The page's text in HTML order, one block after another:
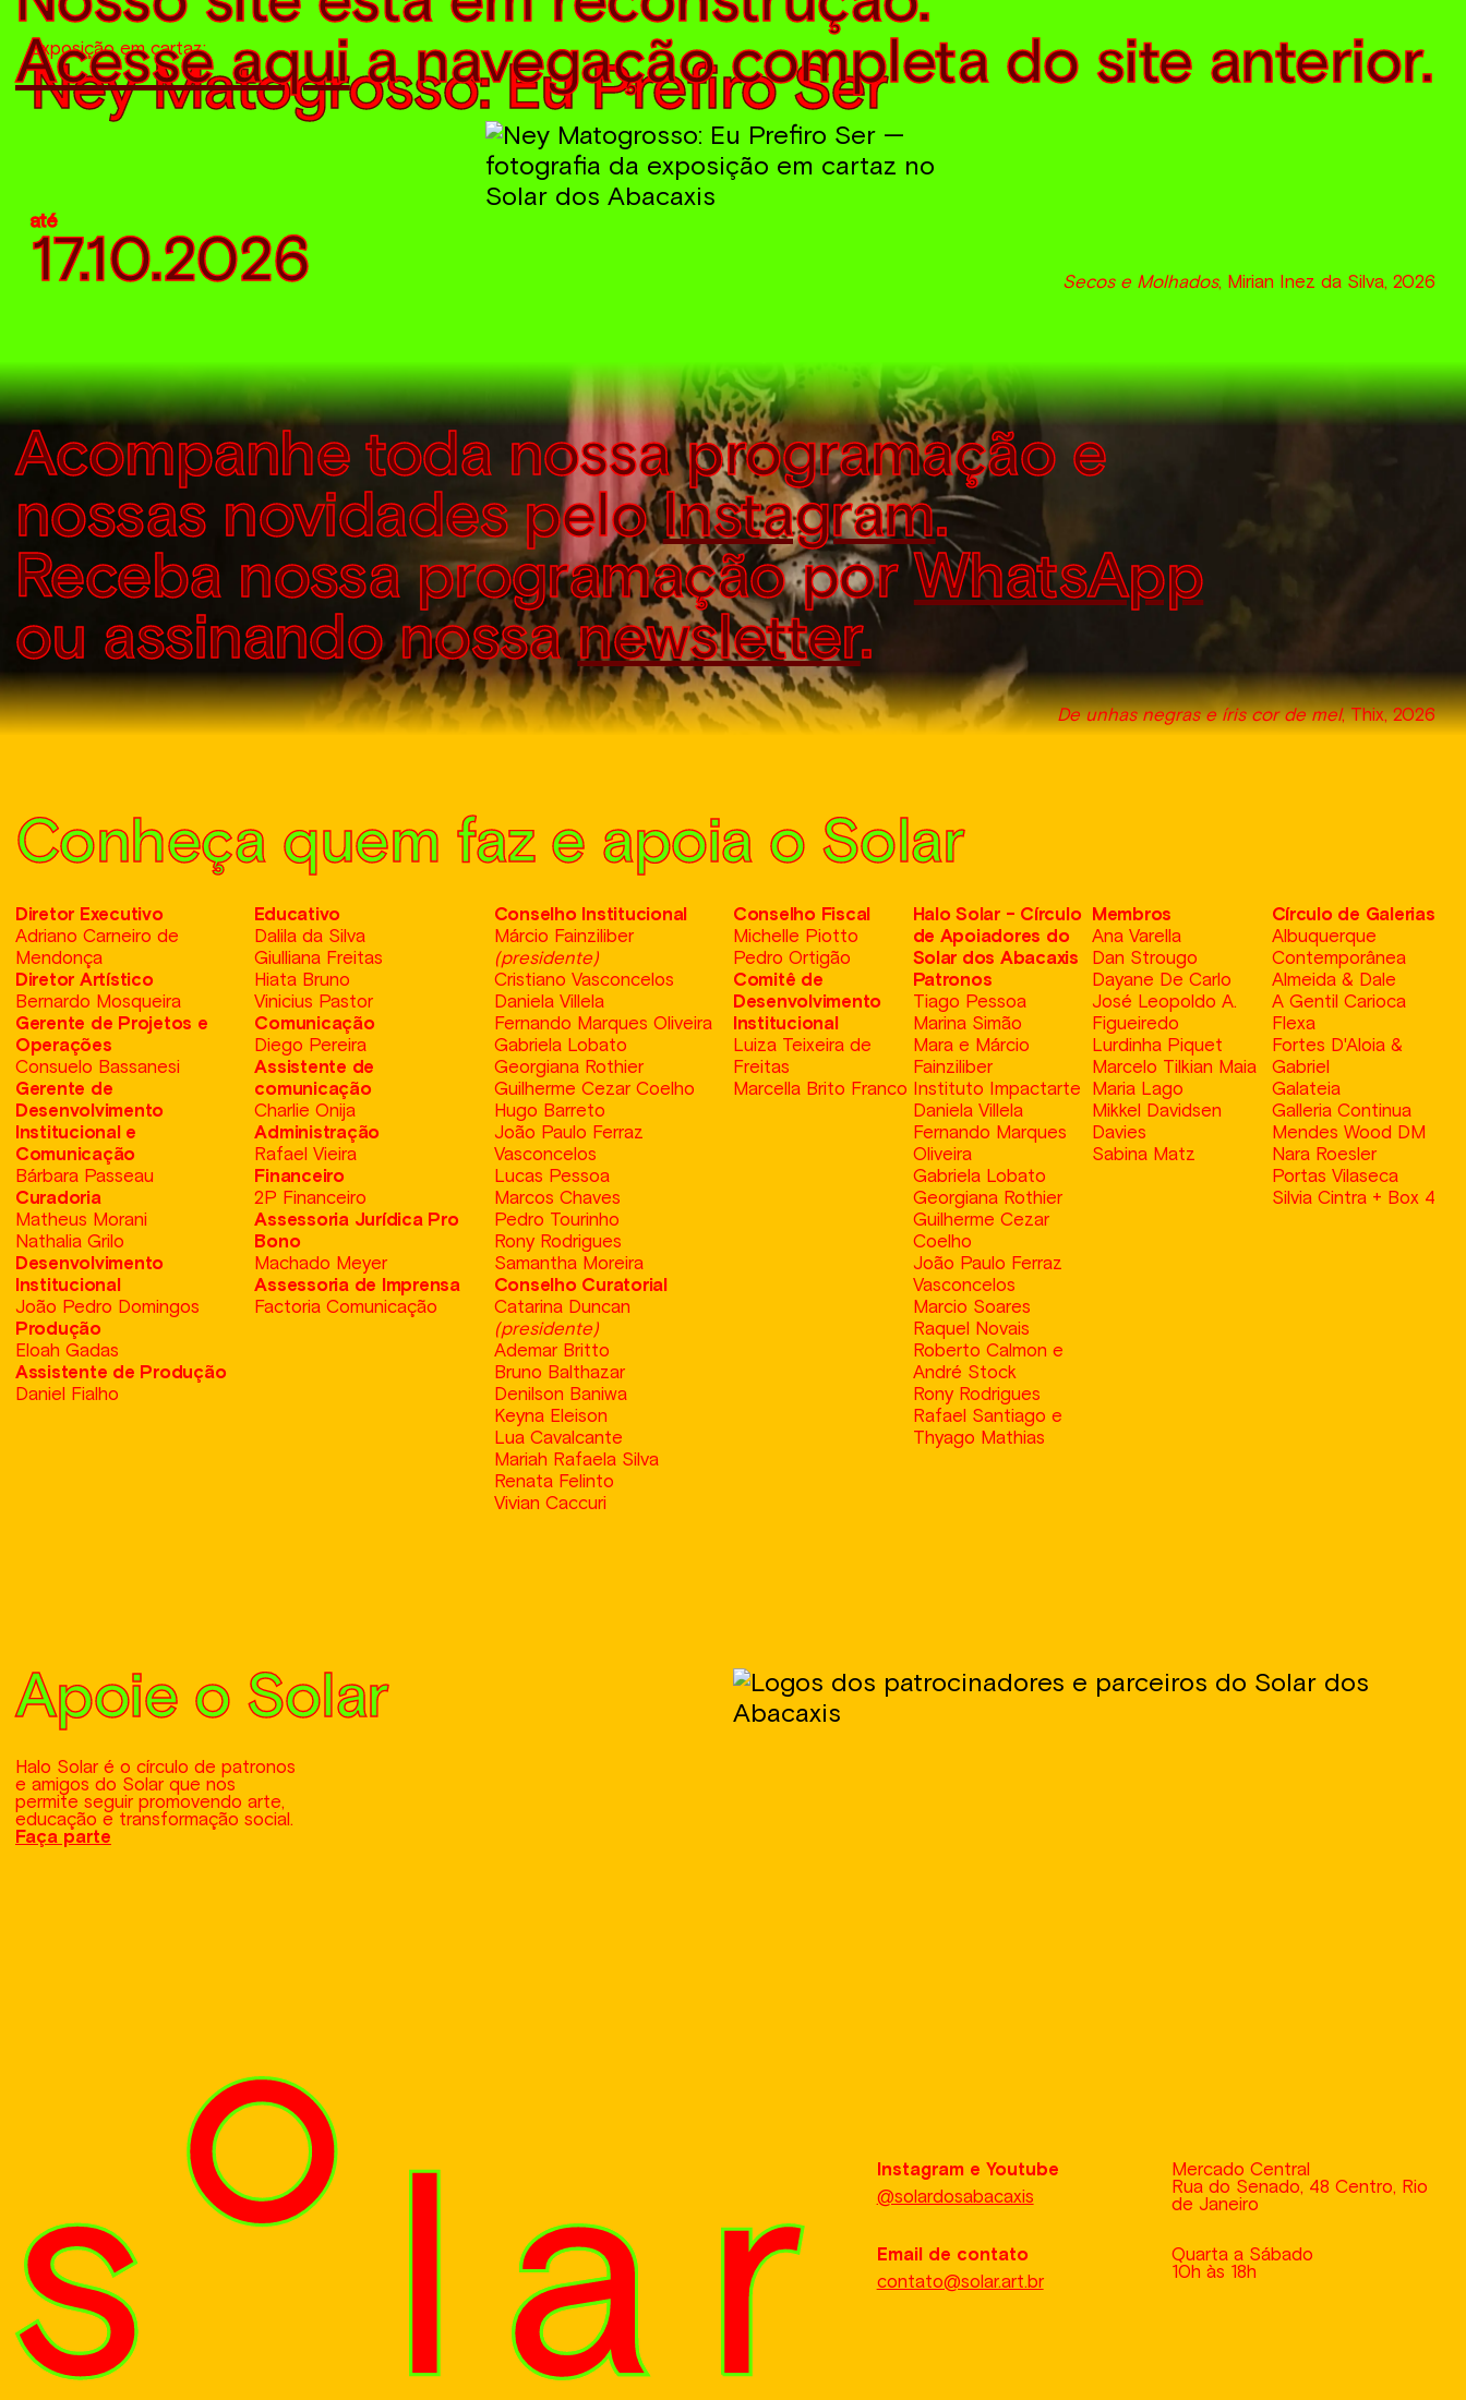
Acesse aquia navegação completa do site anterior.
Exposição em cartaz:
Ney Matogrosso: Eu Prefiro Ser
até
17.10.2026 Secos e Molhados, Mirian Inez da Silva, 2026
Acompanhe toda nossa programação e
nossas novidades peloInstagram.
Receba nossa programação porWhatsApp
ou assinando nossanewsletter.
De unhas negras e íris cor de mel, Thix, 2026
Conheça quem faz e apoia o Solar
Diretor Executivo
Adriano Carneiro de
Mendonça
Diretor Artístico
Bernardo Mosqueira
Gerente de Projetos e
Operações
Consuelo Bassanesi
Gerente de
Desenvolvimento
Institucional e
Comunicação
Bárbara Passeau
Curadoria
Matheus Morani
Nathalia Grilo
Desenvolvimento
Institucional
João Pedro Domingos
Produção
Eloah Gadas
Assistente de Produção
Daniel Fialho
Educativo
Dalila da Silva
Giulliana Freitas
Hiata Bruno
Vinicius Pastor
Comunicação
Diego Pereira
Assistente de
comunicação
Charlie Onija
Administração
Rafael Vieira
Financeiro
2P Financeiro
Assessoria Jurídica Pro
Bono
Machado Meyer
Assessoria de Imprensa
Factoria Comunicação
Conselho Institucional
Márcio Fainziliber
(presidente)
Cristiano Vasconcelos
Daniela Villela
Fernando Marques Oliveira
Gabriela Lobato
Georgiana Rothier
Guilherme Cezar Coelho
Hugo Barreto
João Paulo Ferraz
Vasconcelos
Lucas Pessoa
Marcos Chaves
Pedro Tourinho
Rony Rodrigues
Samantha Moreira
Conselho Curatorial
Catarina Duncan
(presidente)
Ademar Britto
Bruno Balthazar
Denilson Baniwa
Keyna Eleison
Lua Cavalcante
Mariah Rafaela Silva
Renata Felinto
Vivian Caccuri
Conselho Fiscal
Michelle Piotto
Pedro Ortigão
Comitê de
Desenvolvimento
Institucional
Luiza Teixeira de
Freitas
Marcella Brito Franco
Halo Solar - Círculo
de Apoiadores do
Solar dos Abacaxis
Patronos
Tiago Pessoa
Marina Simão
Mara e Márcio
Fainziliber
Instituto Impactarte
Daniela Villela
Fernando Marques
Oliveira
Gabriela Lobato
Georgiana Rothier
Guilherme Cezar
Coelho
João Paulo Ferraz
Vasconcelos
Marcio Soares
Raquel Novais
Roberto Calmon e
André Stock
Rony Rodrigues
Rafael Santiago e
Thyago Mathias
Membros
Ana Varella
Dan Strougo
Dayane De Carlo
José Leopoldo A.
Figueiredo
Lurdinha Piquet
Marcelo Tilkian Maia
Maria Lago
Mikkel Davidsen
Davies
Sabina Matz
Círculo de Galerias
Albuquerque
Contemporânea
Almeida & Dale
A Gentil Carioca
Flexa
Fortes D'Aloia &
Gabriel
Galateia
Galleria Continua
Mendes Wood DM
Nara Roesler
Portas Vilaseca
Silvia Cintra + Box 4
Apoie o Solar
Halo Solar é o círculo de patronos
e amigos do Solar que nos
permite seguir promovendo arte,
educação e transformação social.
Faça parte
Instagram e Youtube
@solardosabacaxis
Mercado Central
Rua do Senado, 48 Centro, Rio
de Janeiro
Email de contato
contato@solar.art.br
Quarta a Sábado
10h às 18h